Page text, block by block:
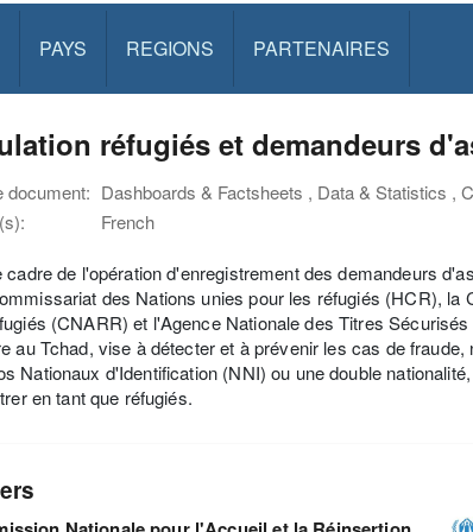
PAYS REGIONS PARTENAIRES
réfugiés et demandeurs
document: Dashboards & Factsheets , Data & Statistics ,
French
cadre de l'opération d'enregistrement des demandeurs
des Nations unies pour les réfugiés (HCR),
(CNARR) et l'Agence Nationale des Titres
au Tchad, vise à détecter et à prévenir les cas de
Nationaux d'Identification (NNI) ou une double
en tant que réfugiés.